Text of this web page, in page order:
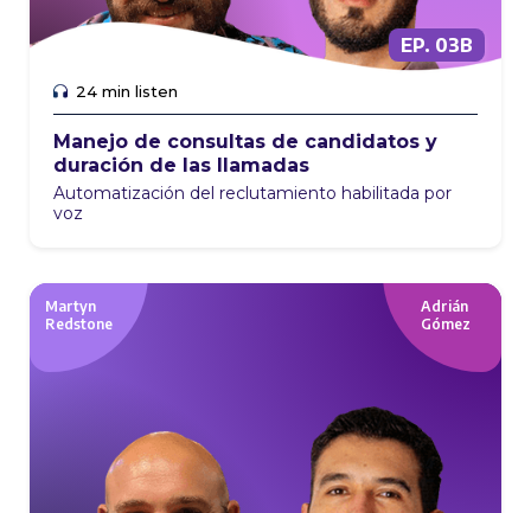
EP. 03B
24 min listen
Manejo de consultas de candidatos y
duración de las llamadas
Automatización del reclutamiento habilitada por
voz
Martyn
Redstone
Adrián
Gómez